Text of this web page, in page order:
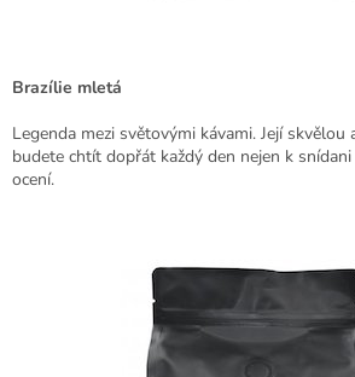
Brazílie mletá
Legenda mezi světovými kávami. Její skvělou
budete chtít dopřát každý den nejen k
ocení.